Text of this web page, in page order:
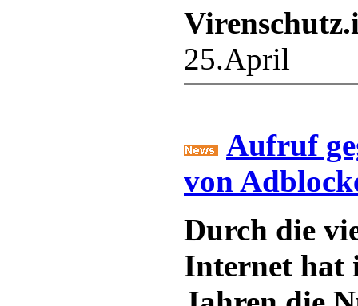
25.April
Aufruf
von
Durch die
Internet hat